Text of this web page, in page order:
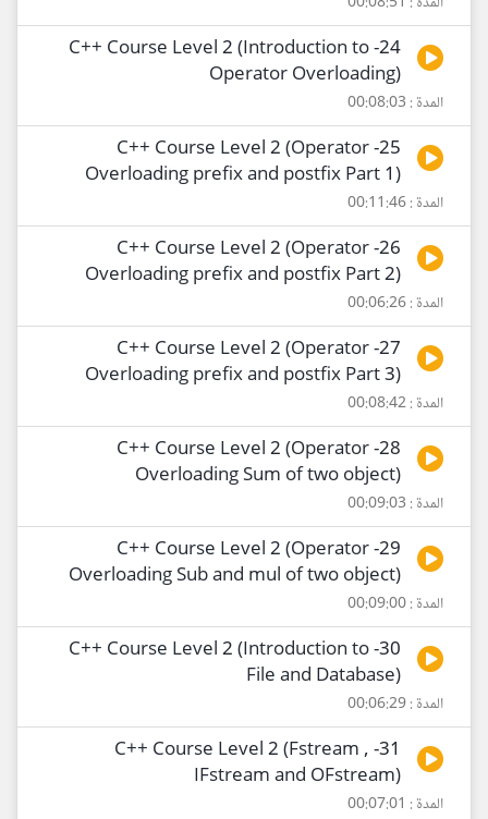
24- C++ Course Level 2 (Introduction to
Operator Overloading)
المدة : 00:08:03
25- C++ Course Level 2 (Operator
Overloading prefix and postfix Part 1)
المدة : 00:11:46
26- C++ Course Level 2 (Operator
Overloading prefix and postfix Part 2)
المدة : 00:06:26
27- C++ Course Level 2 (Operator
Overloading prefix and postfix Part 3)
المدة : 00:08:42
28- C++ Course Level 2 (Operator
Overloading Sum of two object)
المدة : 00:09:03
29- C++ Course Level 2 (Operator
Overloading Sub and mul of two object)
المدة : 00:09:00
30- C++ Course Level 2 (Introduction to
File and Database)
المدة : 00:06:29
31- C++ Course Level 2 (Fstream ,
IFstream and OFstream)
المدة : 00:07:01